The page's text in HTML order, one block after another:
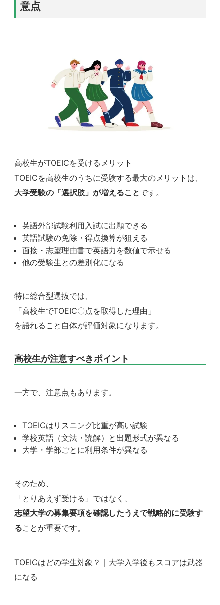
意点
高校生がTOEICを受けるメリット
TOEICを高校生のうちに受験する最大のメリットは、
大学受験の「選択肢」が増えることです。
英語外部試験利用入試に出願できる
英語試験の免除・得点換算が狙える
面接・志望理由書で英語力を数値で示せる
他の受験生との差別化になる
特に総合型選抜では、
「高校生でTOEIC〇点を取得した理由」
を語れること自体が評価対象になります。
高校生が注意すべきポイント
一方で、注意点もあります。
TOEICはリスニング比重が高い試験
学校英語（文法・読解）と出題形式が異なる
大学・学部ごとに利用条件が異なる
そのため、
「とりあえず受ける」ではなく、
志望大学の募集要項を確認したうえで戦略的に受験す
ることが重要です。
TOEICはどの学生対象？｜大学入学後もスコアは武器
になる